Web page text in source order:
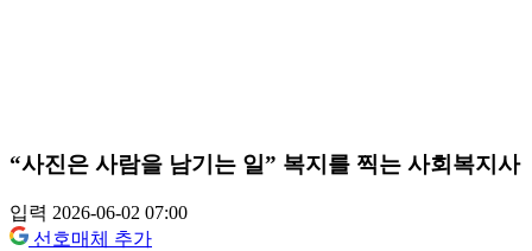
“사진은 사람을 남기는 일” 복지를 찍는 사회복지사
입력 2026-06-02 07:00
선호매체 추가